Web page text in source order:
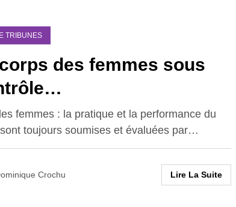
TRIBUNES
des femmes sous
femmes : la pratique et la performance du
toujours soumises et évaluées par…
Crochu Lire La Suite